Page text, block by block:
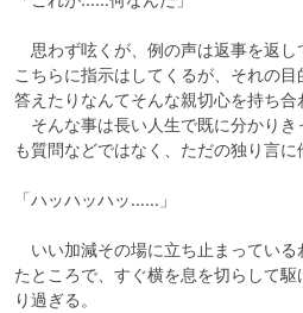
思わず呟くが、例の声は返事を返し
こちらに指示はしてくるが、それの
答えたりなんてそんな親切心を持ち合
そんな事は長い人生で既に分かりき
も質問などではなく、ただの独り言に
「ハッハッハッ……」
いい加減その場に立ち止まっている
たところで、すぐ横を息を切らして
り過ぎる。